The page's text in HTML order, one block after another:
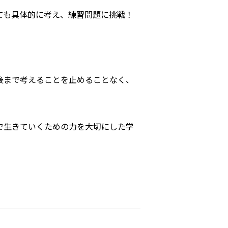
具体的に考え、練習問題に挑戦！
で考えることを止めることなく、
きていくための力を大切にした学